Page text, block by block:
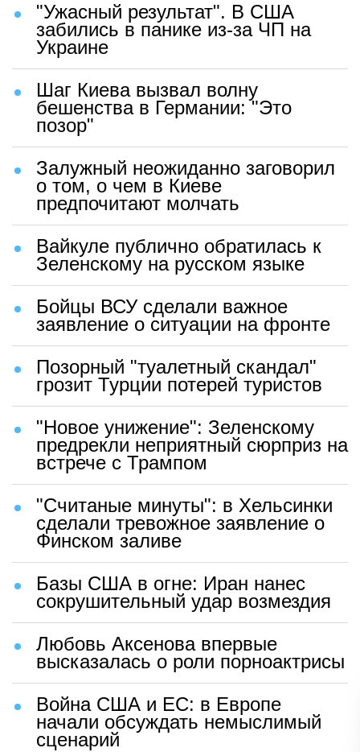
"Ужасный результат". В США
забились в панике из-за ЧП на
Украине
Шаг Киева вызвал волну
бешенства в Германии: "Это
позор"
Залужный неожиданно заговорил
о том, о чем в Киеве
предпочитают молчать
Вайкуле публично обратилась к
Зеленскому на русском языке
Бойцы ВСУ сделали важное
заявление о ситуации на фронте
Позорный "туалетный скандал"
грозит Турции потерей туристов
"Новое унижение": Зеленскому
предрекли неприятный сюрприз на
встрече с Трампом
"Считаные минуты": в Хельсинки
сделали тревожное заявление о
Финском заливе
Базы США в огне: Иран нанес
сокрушительный удар возмездия
Любовь Аксенова впервые
высказалась о роли порноактрисы
Война США и ЕС: в Европе
начали обсуждать немыслимый
сценарий